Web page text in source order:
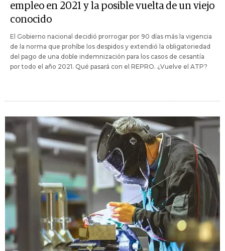
empleo en 2021 y la posible vuelta de un viejo
conocido
El Gobierno nacional decidió prorrogar por 90 días más la vigencia
de la norma que prohíbe los despidos y extendió la obligatoriedad
del pago de una doble indemnización para los casos de cesantía
por todo el año 2021. Qué pasará con el REPRO. ¿Vuelve el ATP?